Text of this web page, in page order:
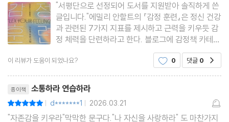
회복탄력성 팔굽혀펴기: 자원 재고 작성
-Step 5 공감: 타인의 감정을 이해하라
공감 능력 강화하기
공감하는 리더가 성공한다
나를 돌보는 사람이 오래 간다
"서평단으로 선정되어 도서를 지원받아 솔직하게 쓴
글입니다."에밀리 안할트의 『감정 훈련』은 정신 건강
과 관련된 7가지 지표를 제시하고 근력을 키우듯 감
정 체력을 단련하라고 한다. 블로그에 감정책 카테고
리를 따로 만들 만큼 감정 관련 책에 관심이 많다. 이
책은 리더십과도 연관이 있다. 리더의 감정 체력이
조직의 회복탄력성과 문화에 직결되므로 리더의 자
기 성찰이 특히 중
이 리뷰가 도움이 되었나요? 0 댓글 0
종이책 소통하라 연습하라
| d*******1 | 2026.03.21
"자존감을 키우라"막막한 문구다."나 자신을 사랑하라" 도 마찬가지